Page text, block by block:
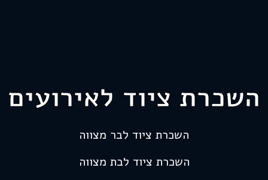
השכרת ציוד לאירועים
השכרת ציוד לבר מצווה
השכרת ציוד לבת מצווה